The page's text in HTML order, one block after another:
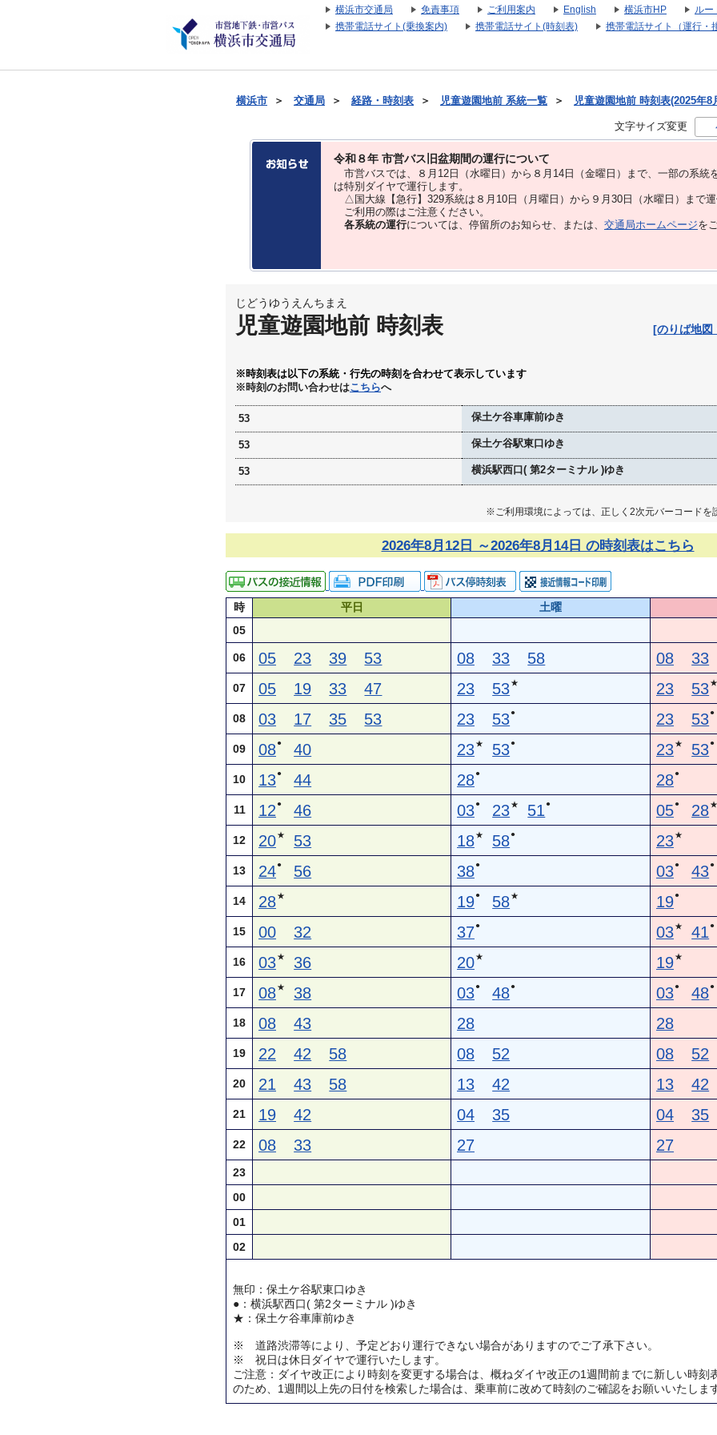
横浜市交通局 免責事項 ご利用案内 English 横浜市HP ルー
携帯電話サイト(乗換案内)
携帯電話サイト(時刻表) 携帯電話サイト（運行・
横浜市 ＞ 交通局 ＞ 経路・時刻表 ＞ 児童遊園地前 系統一覧 ＞ 児童遊園地前 時刻表(2025年8
文字サイズ変更
令和８年 市営バス旧盆期間の運行について
市営バスでは、８⽉12⽇（水曜日）から８⽉14⽇（金曜日）まで、⼀部の系統
は特別ダイヤで運⾏します。
△国大線【急行】329系統は８月10日（月曜日）から９月30日（水曜日）まで運
ご利用の際はご注意ください。
各系統の運行については、停留所のお知らせ、または、 交通局ホームページを
じどうゆうえんちまえ
児童遊園地前 時刻表 [のりば地図
※時刻表は以下の系統・行先の時刻を合わせて表示しています
※時刻のお問い合わせはこちらへ
53 保土ケ谷車庫前ゆき
53 保土ケ谷駅東口ゆき
53 横浜駅西口( 第2ターミナル )ゆき
※ご利用環境によっては、正しく2次元バーコードを
2026年8月12日 ～2026年8月14日 の時刻表はこちら
時 平日 土曜
05
06 05 23 39 53 08 33 58 08 33
07 05 19 33 47 23 53★ 23 53★
08 03 17 35 53 23 53● 23 53●
09 08● 40 23★ 53● 23★ 53●
10 13● 44 28● 28●
11 12 ● 46 03● 23★ 51 ● 05● 28★
12 20★ 53 18★ 58● 23★
13 24● 56 38● 03● 43●
14 28★ 19● 58★ 19●
15 00 32 37● 03★ 41 ●
16 03★ 36 20★ 19★
17 08★ 38 03● 48● 03● 48●
18 08 43 28 28
19 22 42 58 08 52 08 52
20 21 43 58 13 42 13 42
21 19 42 04 35 04 35
22 08 33 27 27
23
00
01
02
無印：保土ケ谷駅東口ゆき
●：横浜駅西口( 第2ターミナル )ゆき
★：保土ケ谷車庫前ゆき
※ 道路渋滞等により、予定どおり運行できない場合がありますのでご了承下さい。
※ 祝日は休日ダイヤで運行いたします。
ご注意：ダイヤ改正により時刻を変更する場合は、概ねダイヤ改正の1週間前までに新しい時刻
のため、1週間以上先の日付を検索した場合は、乗車前に改めて時刻のご確認をお願いいたします